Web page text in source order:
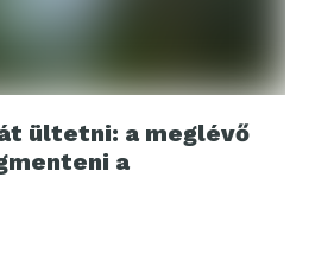
ültetni: a meglévő
a